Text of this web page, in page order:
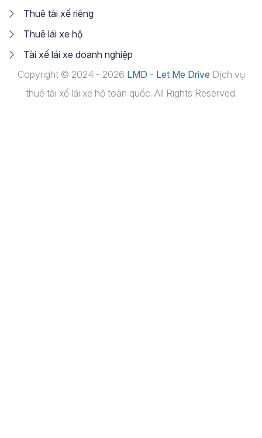
Thuê tài xế riêng
Thuê lái xe hộ
Tài xế lái xe doanh nghiệp
Copyright © 2024 - 2026 LMD - Let Me Drive Dịch vụ
thuê tài xế lái xe hộ toàn quốc. All Rights Reserved.